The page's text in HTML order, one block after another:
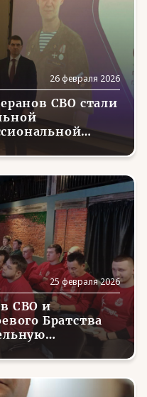
26 февраля 2026
СВО стали
25 февраля 2026
СВО и
Братства